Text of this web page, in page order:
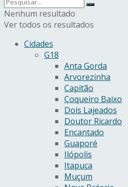
Nenhum resultado
Ver todos os resultados
Cidades
G18
Anta Gorda
Arvorezinha
Capitão
Coqueiro Baixo
Dois Lajeados
Doutor Ricardo
Encantado
Guaporé
Ilópolis
Itapuca
Muçum